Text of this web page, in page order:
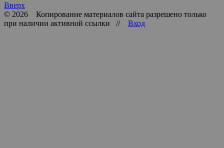
Вверх
© 2026 Копирование материалов сайта разрешено только
при наличии активной ссылки // Вход